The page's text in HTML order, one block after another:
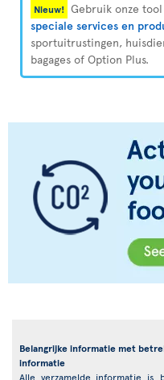
Nieuw! Gebruik onze
speciale services en
sportuitrustingen,
bagages of Option Plus.
Belangrijke informatie met
informatie
Alle verzamelde informatie is